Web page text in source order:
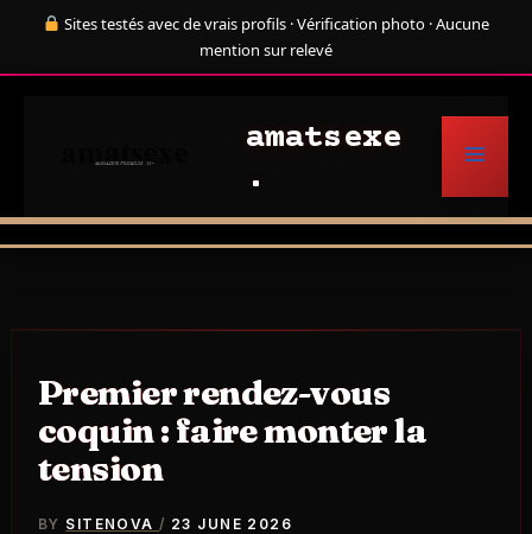
Sites testés avec de vrais profils · Vérification photo · Aucune
mention sur relevé
amatsexe
Premier rendez-vous
coquin : faire monter la
tension
BY SITENOVA/ 23 JUNE 2026